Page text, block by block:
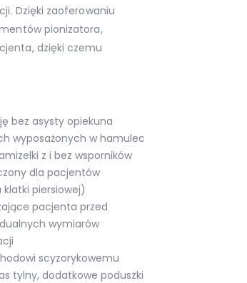
Dzięki zaoferowaniu
pionizatora,
dzięki czemu
bez asysty opiekuna
wyposażonych w hamulec
z i bez wsporników
dla pacjentów
piersiowej)
pacjenta przed
wymiarów
scyzorykowemu
tylny, dodatkowe poduszki